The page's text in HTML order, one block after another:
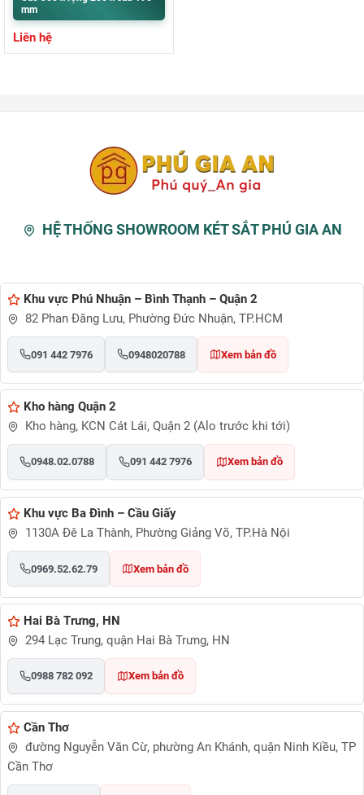
mm
Liên hệ
HỆ THỐNG SHOWROOM KÉT SẮT PHÚ GIA AN
Khu vực Phú Nhuận – Bình Thạnh – Quận 2
82 Phan Đăng Lưu, Phường Đức Nhuận, TP.HCM
091 442 7976 0948020788 Xem bản đồ
Kho hàng Quận 2
Kho hàng, KCN Cát Lái, Quận 2 (Alo trước khi tới)
0948.02.0788 091 442 7976 Xem bản đồ
Khu vực Ba Đình – Cầu Giấy
1130A Đê La Thành, Phường Giảng Võ, TP.Hà Nội
0969.52.62.79 Xem bản đồ
Hai Bà Trưng, HN
294 Lạc Trung, quận Hai Bà Trưng, HN
0988 782 092 Xem bản đồ
Cần Thơ
đường Nguyễn Văn Cừ, phường An Khánh, quận Ninh Kiều, TP
Cần Thơ